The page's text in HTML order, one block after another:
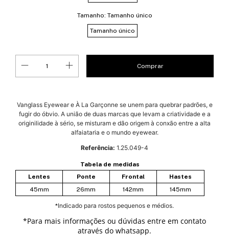
Tamanho: Tamanho único
Tamanho único
Vanglass Eyewear e À La Garçonne se unem para quebrar padrões, e
fugir do óbvio. A união de duas marcas que levam a criatividade e a
originilidade à sério, se misturam e dão origem à conxão entre a alta
alfaiataria e o mundo eyewear.
Referência: 1.25.049-4
Tabela de medidas
Lentes
Ponte Frontal
Hastes
45mm
26mm 142mm 145mm
*Indicado para rostos pequenos e médios.
*Para mais informações ou dúvidas entre em contato
através do whatsapp.